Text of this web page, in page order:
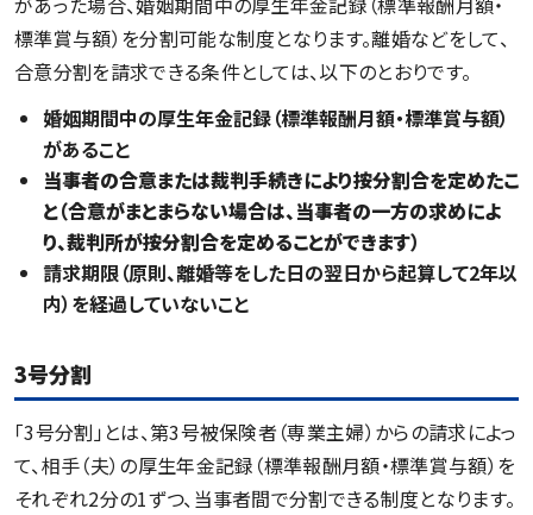
標準賞与額）を分割可能な制度となります。離婚などをして、
合意分割を請求できる条件としては、以下のとおりです。
婚姻期間中の厚生年金記録（標準報酬月額・標準賞与額）
があること
当事者の合意または裁判手続きにより按分割合を定めたこ
と（合意がまとまらない場合は、当事者の一方の求めによ
り、裁判所が按分割合を定めることができます）
請求期限（原則、離婚等をした日の翌日から起算して2年以
内）を経過していないこと
3号分割
「3号分割」とは、第3号被保険者（専業主婦）からの請求によっ
て、相手（夫）の厚生年金記録（標準報酬月額・標準賞与額）を
それぞれ2分の1ずつ、当事者間で分割できる制度となります。